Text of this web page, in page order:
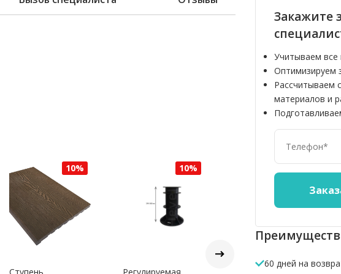
10% 10% 10%
Закажите
Учитываем
Оптимизируем
Рассчитываем
материалов и
60 дней на